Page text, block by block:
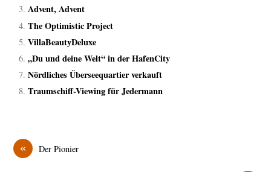
Advent, Advent
The Optimistic Project
VillaBeautyDeluxe
„Du und deine Welt“ in der HafenCity
Nördliches Überseequartier verkauft
Traumschiff-Viewing für Jedermann
« Der Pionier